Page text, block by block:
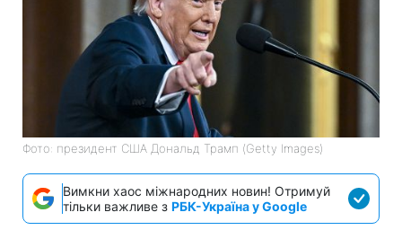
Фото: президент США Дональд Трамп (Getty Images)
Вимкни хаос міжнародних новин! Отримуй
тільки важливе з РБК-Україна у Google